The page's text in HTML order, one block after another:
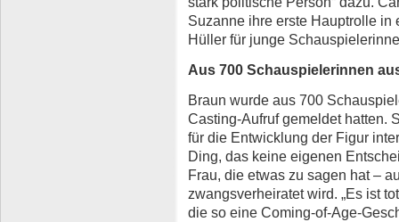
Suzanne ihre erste Hauptrolle
Hüller für junge
Aus 700 Schauspielerinnen
Braun wurde aus 700
Casting-Aufruf gemeldet hatten.
für die Entwicklung der Figur
Ding, das keine eigenen
Frau, die etwas zu sagen hat –
zwangsverheiratet wird. „Es ist
die so eine Coming-of-Age-